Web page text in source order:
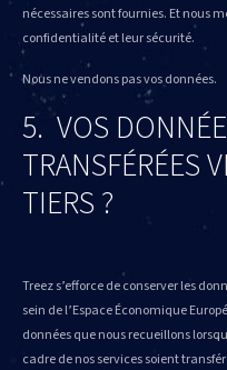
nécessaires sont fournies. Et nous
confidentialité et leur sécurité.
Nous ne vendons pas vos données.
5. VOS
TRANSFÉRÉES
TIERS ?
Treez s’efforce de conserver les
sein de l’Espace Économique
données que nous recueillons
cadre de nos services soient